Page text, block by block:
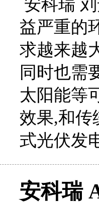
安科瑞
益严重的
求越来越
同时也需
太阳能等
效果,和传
式光伏发
安科瑞